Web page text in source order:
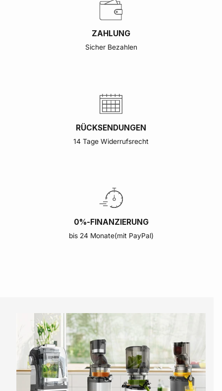
ZAHLUNG
Sicher Bezahlen
RÜCKSENDUNGEN
14 Tage Widerrufsrecht
0%-FINANZIERUNG
bis 24 Monate(mit PayPal)